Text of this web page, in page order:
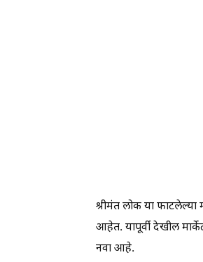
श्रीमंत लोक या
आहेत. यापूर्वी देखील
नवा आहे.